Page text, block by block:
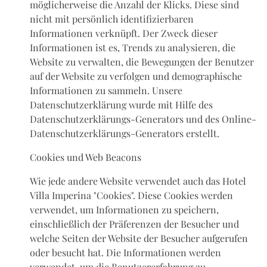
möglicherweise die Anzahl der Klicks. Diese sind
nicht mit persönlich identifizierbaren
Informationen verknüpft. Der Zweck dieser
Informationen ist es, Trends zu analysieren, die
Website zu verwalten, die Bewegungen der Benutzer
auf der Website zu verfolgen und demographische
Informationen zu sammeln. Unsere
Datenschutzerklärung wurde mit Hilfe des
Datenschutzerklärungs-Generators und des Online-
Datenschutzerklärungs-Generators erstellt.
Cookies und Web Beacons
Wie jede andere Website verwendet auch das Hotel
Villa Imperina "Cookies". Diese Cookies werden
verwendet, um Informationen zu speichern,
einschließlich der Präferenzen der Besucher und
welche Seiten der Website der Besucher aufgerufen
oder besucht hat. Die Informationen werden